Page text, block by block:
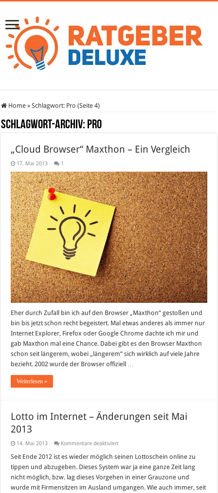
Home » Schlagwort: Pro (Seite 4)
Schlagwort-Archiv: Pro
„Cloud Browser“ Maxthon – Ein Vergleich
17. Mai 2013 1
Eher durch Zufall bin ich auf den Browser „Maxthon“ gestoßen und
bin bis jetzt schon recht begeistert. Mal etwas anderes als immer nur
Internet Explorer, Firefox oder Google Chrome dachte ich mir und
gab Maxthon mal eine Chance. Dabei gibt es den Browser Maxthon
schon seit längerem, wobei „längerem“ sich wirklich auf viele Jahre
bezieht. 2002 wurde der Browser offiziell …
Weiterlesen »
Lotto im Internet – Änderungen seit Mai
2013
14. Mai 2013 Kommentare deaktiviertfür
im
–
Änderungen
seit
Mai
Seit Ende 2012 ist es wieder möglich seinen Lottoschein online zu
tippen und abzugeben. Dieses System war ja eine ganze Zeit lang
nicht möglich, bzw. lag dieses Vorgehen in einer Grauzone und
wurde mit Firmensitzen im Ausland umgangen. Wie auch immer, seit